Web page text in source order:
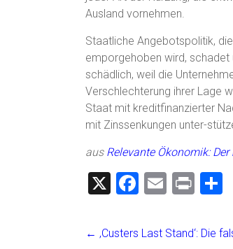
Ausland vornehmen.
Staatliche Angebotspolitik,
emporgehoben wird,
schädlich, weil die
Verschlechterung ihrer Lage
Staat mit kreditfinanzierter
mit Zinssenkungen unter-
aus Relevante Ökonomik:
X
F
ce
E
ai
Pr
t
e
← ‚Custers Last Stand‘: Die